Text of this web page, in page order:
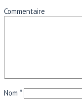
Commentaire
Nom *